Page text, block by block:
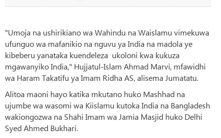
"Umoja na ushirikiano wa Wahindu na Waislamu vimekuwa
ufunguo wa mafanikio na nguvu ya India na madola ye
kibeberu yanataka kuendeleza ukoloni kwa kukuza
mgawanyiko India," Hujjatul-Islam Ahmad Marvi, mfawidhi
wa Haram Takatifu ya Imam Ridha AS, alisema Jumatatu.
Alitoa maoni hayo katika mkutano huko Mashhad na
ujumbe wa wasomi wa Kiislamu kutoka India na Bangladesh
wakiongozwa na Shahi Imam wa Jamia Masjid huko Delhi
Syed Ahmed Bukhari.